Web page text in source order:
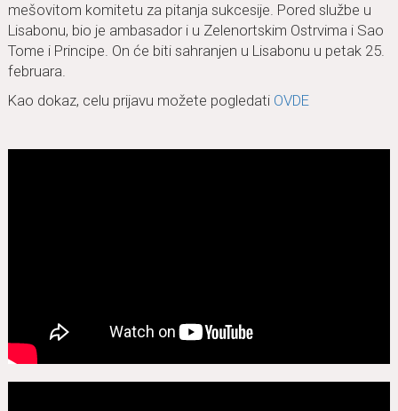
mešovitom komitetu za pitanja sukcesije. Pored službe u
Lisabonu, bio je ambasador i u Zelenortskim Ostrvima i Sao
Tome i Principe. On će biti sahranjen u Lisabonu u petak 25.
februara.
Kao dokaz, celu prijavu možete pogledati OVDE